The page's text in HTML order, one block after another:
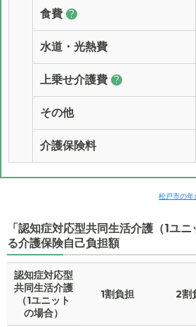
食費 ?
水道・光熱費
上乗せ介護費 ?
その他
介護保険料
松戸市の年
「認知症対応型共同生活介護（1ユ
る介護保険自己負担額
認知症対応型
共同生活介護
（1ユニット
の場合）
1割負担 2割